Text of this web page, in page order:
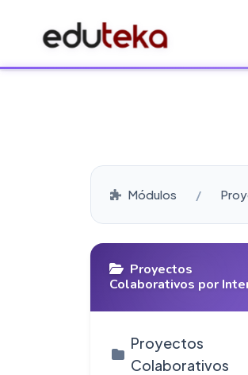
Módulos
Proyectos
Colaborativos por
Proyectos
Colaborativos